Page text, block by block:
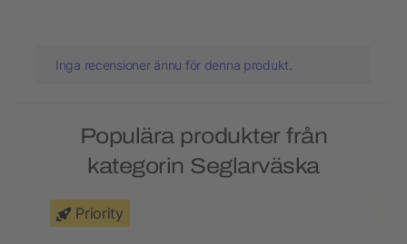
Inga recensioner ännu för denna produkt.
Populära produkter från
kategorin Seglarväska
Priority